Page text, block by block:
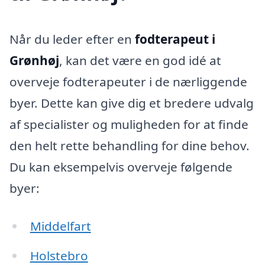
Når du leder efter en fodterapeut i
Grønhøj, kan det være en god idé at
overveje fodterapeuter i de nærliggende
byer. Dette kan give dig et bredere udvalg
af specialister og muligheden for at finde
den helt rette behandling for dine behov.
Du kan eksempelvis overveje følgende
byer:
Middelfart
Holstebro